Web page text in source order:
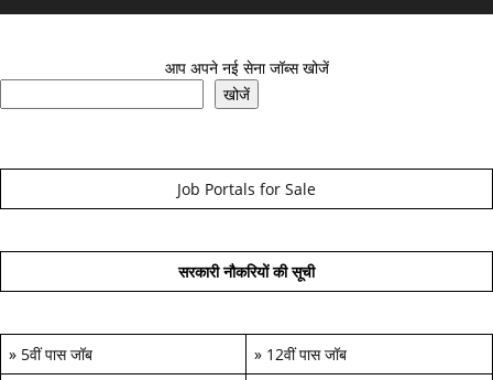
आप अपने नई सेना जॉब्स खोजें
खोजें
Job Portals for Sale
सरकारी नौकरियों की सूची
» 5वीं पास जॉब » 12वीं पास जॉब